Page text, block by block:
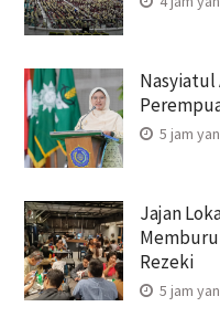
Nasyiatul
5 jam
Jajan
Rezeki
5 jam